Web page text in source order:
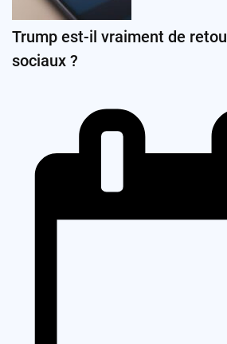
Trump est-il vraiment de
sociaux ?